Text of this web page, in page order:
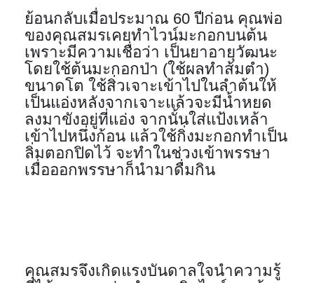
ย้อนกลับเมื่อประมาณ 60 ปีก่อน คุณพ่อ
ของคุณสมรเคยทำไวน์มะกอกบนต้น
เพราะมีความเชื่อว่า เป็นยาอายุวัฒนะ
โดยใช้ต้นมะกอกป่า (ใช้ผลทำส้มตำ)
ขนาดโต ใช้สิ่วเจาะเข้าไปในลำต้นให้
เป็นแอ่งหลังจากเจาะแล้วจะมีน้ำหยด
ลงมาขังอยู่ที่แอ่ง จากนั้นใส่แป้งเหล้า
เข้าไปหนึ่งก้อน แล้วใช้กิ่งมะกอกทำเป็น
ลิ่มตอกปิดไว้ จะทำในช่วงเข้าพรรษา
เมื่อออกพรรษาก็นำมาดื่มกิน
คุณสมรจึงเกิดแรงบันดาลใจนำความรู้